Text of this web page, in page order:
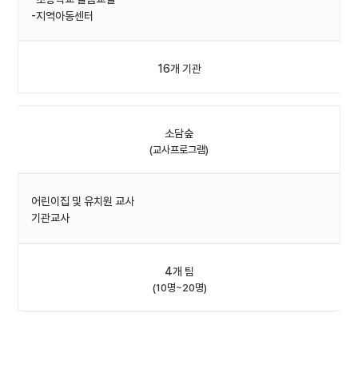
-지역아동센터
16개 기관
소담숲
(교사프로그램)
어린이집 및 유치원 교사
기관교사
4개 팀
(10명~20명)